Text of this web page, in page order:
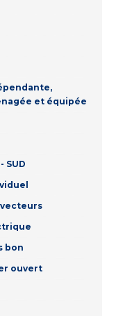
et équipée
SUD
bon
ouvert